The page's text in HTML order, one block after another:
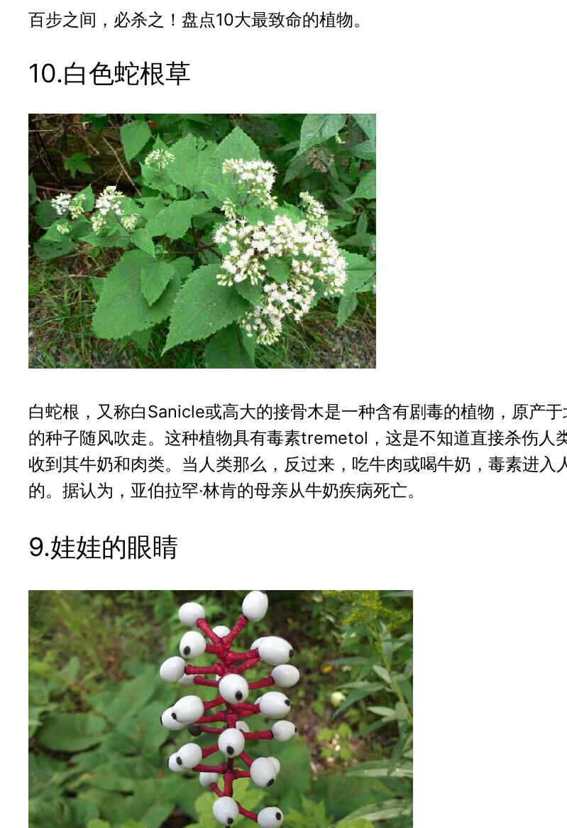
百步之间，必杀之！盘点10大最致命的植物。
10.白色蛇根草
白蛇根，又称白Sanicle或高大的接骨木是一种含有剧毒的植物，原产
的种子随风吹走。这种植物具有毒素tremetol，这是不知道直接杀伤人
收到其牛奶和肉类。当人类那么，反过来，吃牛肉或喝牛奶，毒素进
的。据认为，亚伯拉罕·林肯的母亲从牛奶疾病死亡。
9.娃娃的眼睛